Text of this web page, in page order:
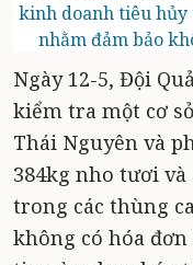
kinh doanh tiêu hủy
nhằm đảm bảo
Ngày 12-5, Đội
kiểm tra một cơ
Thái Nguyên và
384kg nho tươi
trong các thùng
không có hóa